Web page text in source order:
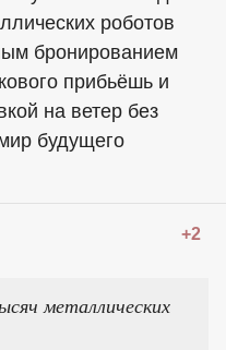
роботов
бронированием
прибьёшь и
на ветер без
будущего
+2
металлических